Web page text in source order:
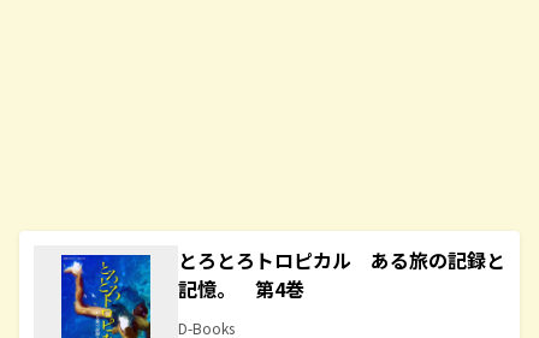
とろとろトロピカル ある旅の記録と
記憶。 第4巻
D-Books